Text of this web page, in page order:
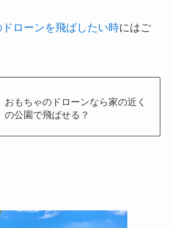
ローンを飛ばしたい時にはご
おもちゃのドローンなら家の近く
の公園で飛ばせる？